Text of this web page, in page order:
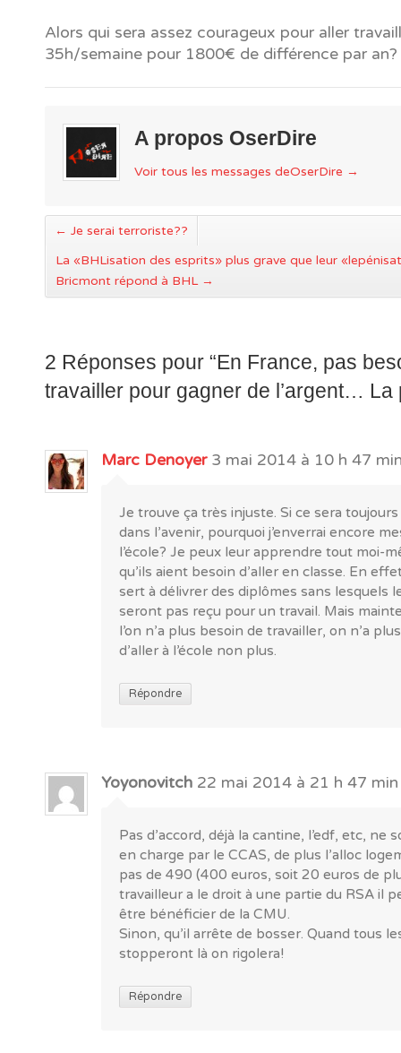
Alors qui sera assez courageux pour aller
35h/semaine pour 1800€ de différence par an?
A propos OserDire
Voir tous les messages deOserDire →
← Je serai terroriste??
La «BHLisation des esprits» plus grave que leur
Bricmont répond à BHL →
2 Réponses pour “En France, pas
travailler pour gagner de l’argent… La
Marc Denoyer 3 mai 2014 à 10 h 47
Je trouve ça très injuste. Si ce sera
dans l’avenir, pourquoi j’enverrai encore
l’école? Je peux leur apprendre tout moi-
qu’ils aient besoin d’aller en classe. En
sert à délivrer des diplômes sans lesquels
seront pas reçu pour un travail. Mais
l’on n’a plus besoin de travailler, on n’a
d’aller à l’école non plus.
Répondre
Yoyonovitch 22 mai 2014 à 21 h 47 min
Pas d’accord, déjà la cantine, l’edf, etc, ne
en charge par le CCAS, de plus l’alloc
pas de 490 (400 euros, soit 20 euros de
travailleur a le droit à une partie du RSA il
être bénéficier de la CMU.
Sinon, qu’il arrête de bosser. Quand tous
stopperont là on rigolera!
Répondre